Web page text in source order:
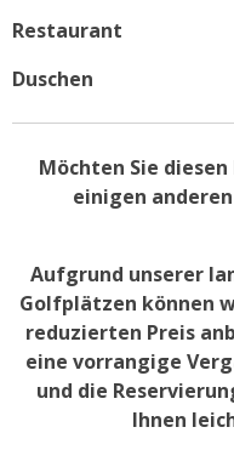
Restaurant
Duschen
Möchten Sie
einigen
Aufgrund unserer
Golfplätzen können
reduzierten Preis
eine vorrangige
und die
Ihnen